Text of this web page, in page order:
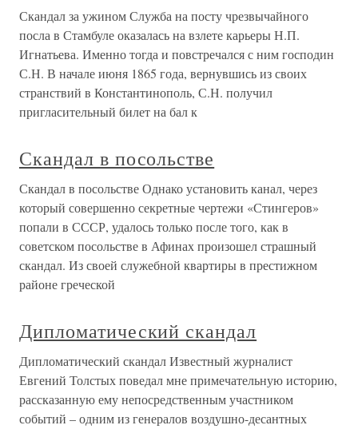
Скандал за ужином Служба на посту чрезвычайного
посла в Стамбуле оказалась на взлете карьеры Н.П.
Игнатьева. Именно тогда и повстречался с ним господин
С.Н. В начале июня 1865 года, вернувшись из своих
странствий в Константинополь, С.Н. получил
пригласительный билет на бал к
Скандал в посольстве
Скандал в посольстве Однако установить канал, через
который совершенно секретные чертежи «Стингеров»
попали в СССР, удалось только после того, как в
советском посольстве в Афинах произошел страшный
скандал. Из своей служебной квартиры в престижном
районе греческой
Дипломатический скандал
Дипломатический скандал Известный журналист
Евгений Толстых поведал мне примечательную историю,
рассказанную ему непосредственным участником
событий – одним из генералов воздушно-десантных